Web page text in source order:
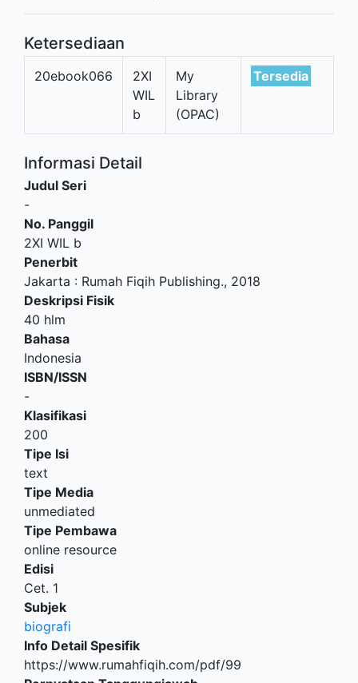
Ketersediaan
20ebook066
2XI
WIL
b
My
Library
(OPAC)
Tersedia
Informasi Detail
Judul Seri
-
No. Panggil
2XI WIL b
Penerbit
Jakarta : Rumah Fiqih Publishing., 2018
Deskripsi Fisik
40 hlm
Bahasa
Indonesia
ISBN/ISSN
-
Klasifikasi
200
Tipe Isi
text
Tipe Media
unmediated
Tipe Pembawa
online resource
Edisi
Cet. 1
Subjek
biografi
Info Detail Spesifik
https://www.rumahfiqih.com/pdf/99